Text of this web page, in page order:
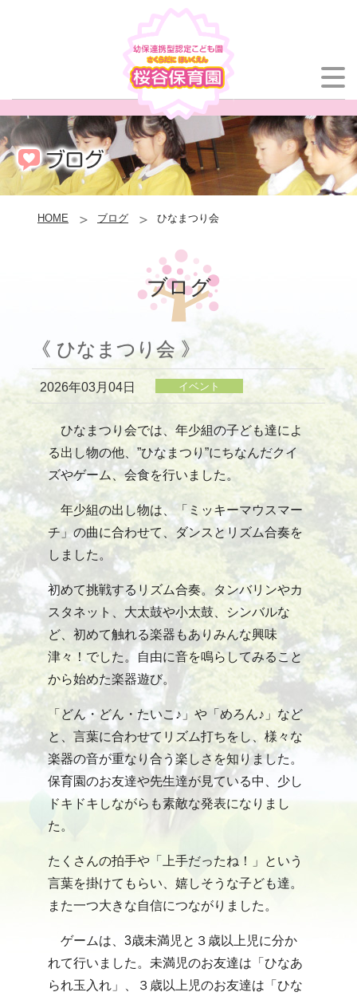
HOME ブログ ひなまつり会
ブログ
《 ひなまつり会 》
2026年03月04日 イベント
ひなまつり会では、年少組の子ども達によ
る出し物の他、”ひなまつり”にちなんだクイ
ズやゲーム、会食を行いました。
年少組の出し物は、「ミッキーマウスマー
チ」の曲に合わせて、ダンスとリズム合奏を
しました。
初めて挑戦するリズム合奏。タンバリンやカ
スタネット、大太鼓や小太鼓、シンバルな
ど、初めて触れる楽器もありみんな興味
津々！でした。自由に音を鳴らしてみること
から始めた楽器遊び。
「どん・どん・たいこ♪」や「めろん♪」など
と、言葉に合わせてリズム打ちをし、様々な
楽器の音が重なり合う楽しさを知りました。
保育園のお友達や先生達が見ている中、少し
ドキドキしながらも素敵な発表になりまし
た。
たくさんの拍手や「上手だったね！」という
言葉を掛けてもらい、嬉しそうな子ども達。
また一つ大きな自信につながりました。
ゲームは、3歳未満児と３歳以上児に分か
れて行いました。未満児のお友達は「ひなあ
られ玉入れ」、３歳以上児のお友達は「ひな